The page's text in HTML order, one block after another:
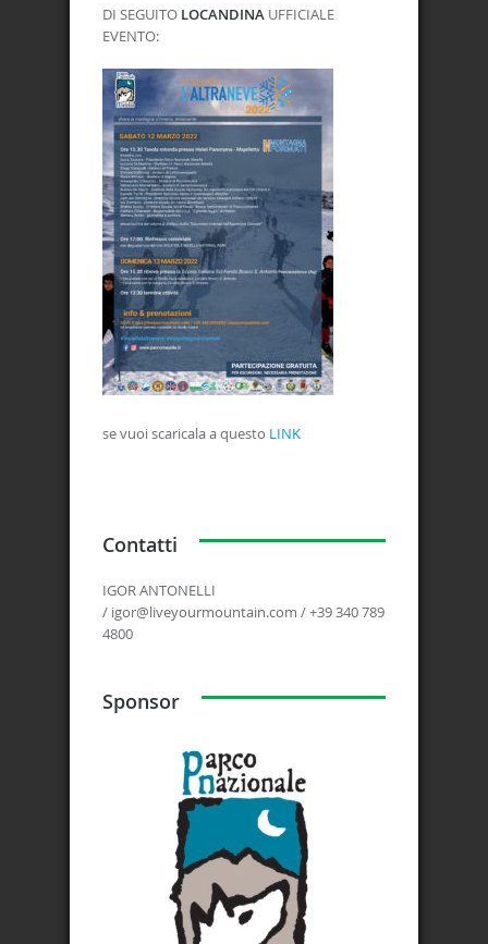
DI SEGUITO LOCANDINA UFFICIALE
EVENTO:
se vuoi scaricala a questo LINK
Contatti
IGOR ANTONELLI
/ igor@liveyourmountain.com / +39 340 789
4800
Sponsor